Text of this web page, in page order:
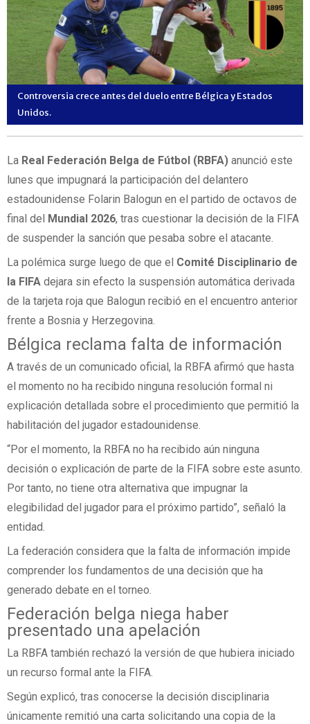
Controversia crece antes del duelo entre Bélgica y Estados
Unidos.
La Real Federación Belga de Fútbol (RBFA) anunció este
lunes que impugnará la participación del delantero
estadounidense Folarin Balogun en el partido de octavos de
final del
Mundial 2026, tras cuestionar la decisión de la FIFA
de suspender la sanción que pesaba sobre el atacante.
La polémica surge luego de que el Comité Disciplinario de
la FIFA dejara sin efecto la suspensión automática derivada
de la tarjeta roja que Balogun recibió en el encuentro anterior
frente a Bosnia y Herzegovina.
Bélgica reclama falta de información
A través de un comunicado oficial, la RBFA afirmó que hasta
el momento no ha recibido ninguna resolución formal ni
explicación detallada sobre el procedimiento que permitió la
habilitación del jugador estadounidense.
“Por el momento, la RBFA no ha recibido aún ninguna
decisión o explicación de parte de la FIFA sobre este asunto.
Por tanto, no tiene otra alternativa que impugnar la
elegibilidad del jugador para el próximo partido”, señaló la
entidad.
La federación considera que la falta de información impide
comprender los fundamentos de una decisión que ha
generado debate en el torneo.
Federación belga niega haber
presentado una apelación
La RBFA también rechazó la versión de que hubiera iniciado
un recurso formal ante la FIFA.
Según explicó, tras conocerse la decisión disciplinaria
únicamente remitió una carta solicitando una copia de la